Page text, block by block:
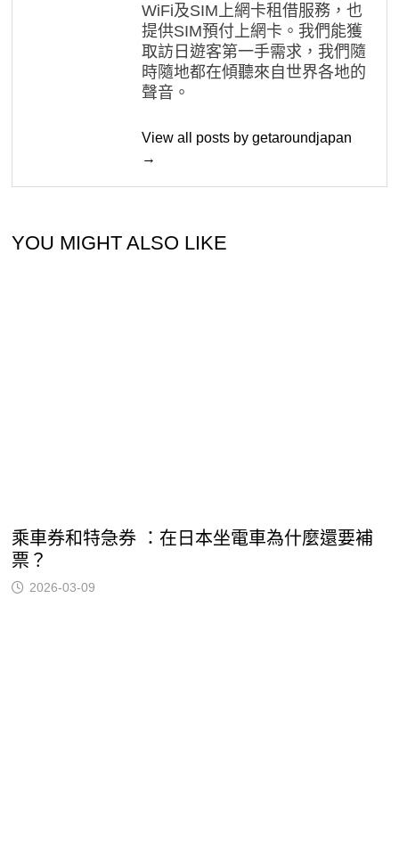
WiFi及SIM上網卡租借服務，也
提供SIM預付上網卡。我們能獲
取訪日遊客第一手需求，我們隨
時隨地都在傾聽來自世界各地的
聲音。
View all posts by getaroundjapan
→
YOU MIGHT ALSO LIKE
乘車券和特急券 ：在日本坐電車為什麼還要補
票？
2026-03-09